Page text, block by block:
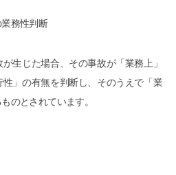
務性判断
じた場合、その事故が「業務上」
」の有無を判断し、そのうえで「業
のとされています。